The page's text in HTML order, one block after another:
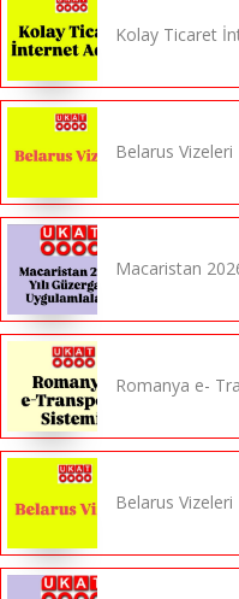
Kolay Ticaret
Belarus Vizeleri
Macaristan
Romanya e-
Belarus Vizeleri